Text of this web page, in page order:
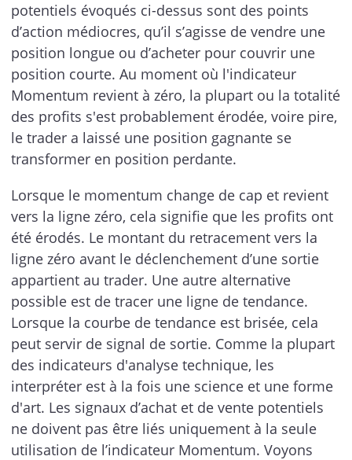
potentiels évoqués ci-dessus sont des points
d’action médiocres, qu’il s’agisse de vendre une
position longue ou d’acheter pour couvrir une
position courte. Au moment où l'indicateur
Momentum revient à zéro, la plupart ou la totalité
des profits s'est probablement érodée, voire pire,
le trader a laissé une position gagnante se
transformer en position perdante.
Lorsque le momentum change de cap et revient
vers la ligne zéro, cela signifie que les profits ont
été érodés. Le montant du retracement vers la
ligne zéro avant le déclenchement d’une sortie
appartient au trader. Une autre alternative
possible est de tracer une ligne de tendance.
Lorsque la courbe de tendance est brisée, cela
peut servir de signal de sortie. Comme la plupart
des indicateurs d'analyse technique, les
interpréter est à la fois une science et une forme
d'art. Les signaux d’achat et de vente potentiels
ne doivent pas être liés uniquement à la seule
utilisation de l’indicateur Momentum. Voyons